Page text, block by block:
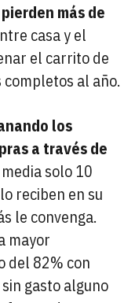
más de
casa y el
el carrito de
completos al año.
los
a través de
solo 10
reciben en su
le convenga.
mayor
del 82% con
gasto alguno